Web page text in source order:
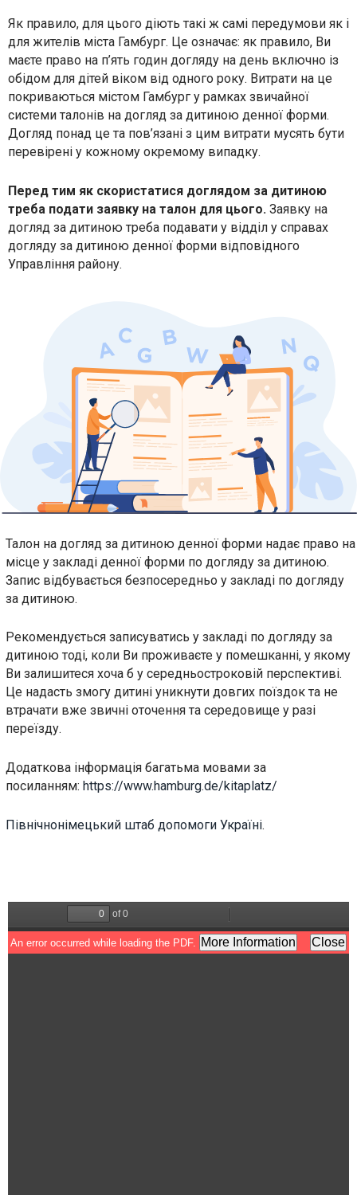
Як правило, для цього діють такі ж самі передумови як і
для жителів міста Гамбург. Це означає: як правило, Ви
маєте право на п’ять годин догляду на день включно із
обідом для дітей віком від одного року. Витрати на це
покриваються містом Гамбург у рамках звичайної
системи талонів на догляд за дитиною денної форми.
Догляд понад це та пов’язані з цим витрати мусять бути
перевірені у кожному окремому випадку.
Перед тим як скористатися доглядом за дитиною
треба подати заявку на талон для цього. Заявку на
догляд за дитиною треба подавати у відділ у справах
догляду за дитиною денної форми відповідного
Управління району.
Талон на догляд за дитиною денної форми надає право на
місце у закладі денної форми по догляду за дитиною.
Запис відбувається безпосередньо у закладі по догляду
за дитиною.
Рекомендується записуватись у закладі по догляду за
дитиною тоді, коли Ви проживаєте у помешканні, у якому
Ви залишитеся хоча б у середньостроковій перспективі.
Це надасть змогу дитині уникнути довгих поїздок та не
втрачати вже звичні оточення та середовище у разі
переїзду.
Додаткова інформація багатьма мовами за
посиланням: https://www.hamburg.de/kitaplatz/
Північнонімецький штаб допомоги Україні.